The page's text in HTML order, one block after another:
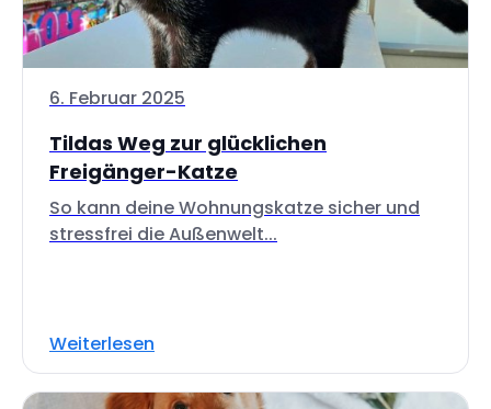
6. Februar 2025
Tildas Weg zur glücklichen
Freigänger-Katze
So kann deine Wohnungskatze sicher und
stressfrei die Außenwelt...
Weiterlesen